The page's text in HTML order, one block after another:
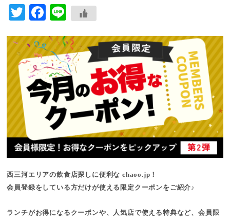
Twitter
Facebook
Line
西三河エリアの飲食店探しに便利な chaoo.jp！
会員登録をしている方だけが使える限定クーポンをご紹介♪
ランチがお得になるクーポンや、人気店で使える特典など、会員限